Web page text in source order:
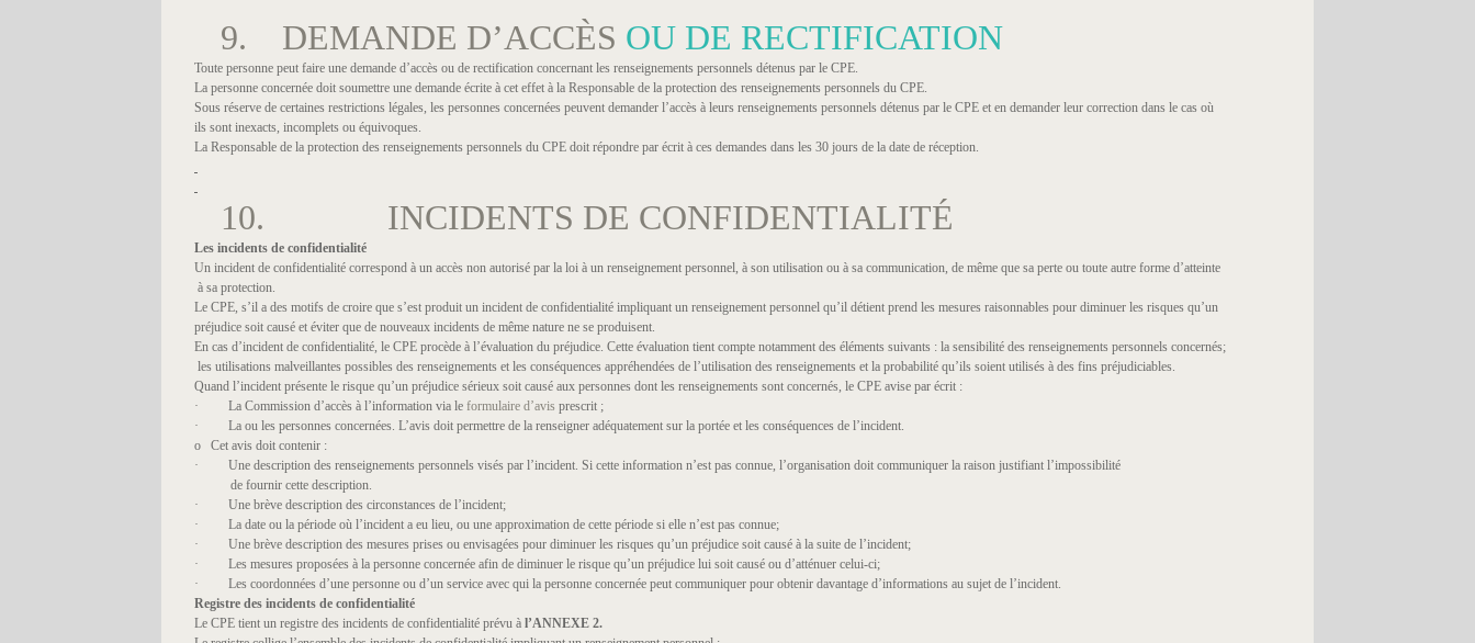
9. DEMANDE D’ACCÈS OU DE RECTIFICATION
Toute personne peut faire une demande d’accès ou de rectification concernant les renseignements personnels détenus par le CPE.
La personne concernée doit soumettre une demande écrite à cet effet à la Responsable de la protection des renseignements personnels du CPE.
Sous réserve de certaines restrictions légales, les personnes concernées peuvent demander l’accès à leurs renseignements personnels détenus par le CPE et en demander leur correction dans le cas où
ils sont inexacts, incomplets ou équivoques.
La Responsable de la protection des renseignements personnels du CPE doit répondre par écrit à ces demandes dans les 30 jours de la date de réception.
10. INCIDENTS DE CONFIDENTIALITÉ
Les incidents de confidentialité
Un incident de confidentialité correspond à un accès non autorisé par la loi à un renseignement personnel, à son utilisation ou à sa communication, de même que sa perte ou toute autre forme d’atteinte
à sa protection.
Le CPE, s’il a des motifs de croire que s’est produit un incident de confidentialité impliquant un renseignement personnel qu’il détient prend les mesures raisonnables pour diminuer les risques qu’un
préjudice soit causé et éviter que de nouveaux incidents de même nature ne se produisent.
En cas d’incident de confidentialité, le CPE procède à l’évaluation du préjudice. Cette évaluation tient compte notamment des éléments suivants : la sensibilité des renseignements personnels concernés;
les utilisations malveillantes possibles des renseignements et les conséquences appréhendées de l’utilisation des renseignements et la probabilité qu’ils soient utilisés à des fins préjudiciables.
Quand l’incident présente le risque qu’un préjudice sérieux soit causé aux personnes dont les renseignements sont concernés, le CPE avise par écrit :
· La Commission d’accès à l’information via le formulaire d’avis prescrit ;
· La ou les personnes concernées. L’avis doit permettre de la renseigner adéquatement sur la portée et les conséquences de l’incident.
o Cet avis doit contenir :
· Une description des renseignements personnels visés par l’incident. Si cette information n’est pas connue, l’organisation doit communiquer la raison justifiant l’impossibilité
de fournir cette description.
· Une brève description des circonstances de l’incident;
· La date ou la période où l’incident a eu lieu, ou une approximation de cette période si elle n’est pas connue;
· Une brève description des mesures prises ou envisagées pour diminuer les risques qu’un préjudice soit causé à la suite de l’incident;
· Les mesures proposées à la personne concernée afin de diminuer le risque qu’un préjudice lui soit causé ou d’atténuer celui-ci;
· Les coordonnées d’une personne ou d’un service avec qui la personne concernée peut communiquer pour obtenir davantage d’informations au sujet de l’incident.
Registre des incidents de confidentialité
Le CPE tient un registre des incidents de confidentialité prévu à l’ANNEXE 2.